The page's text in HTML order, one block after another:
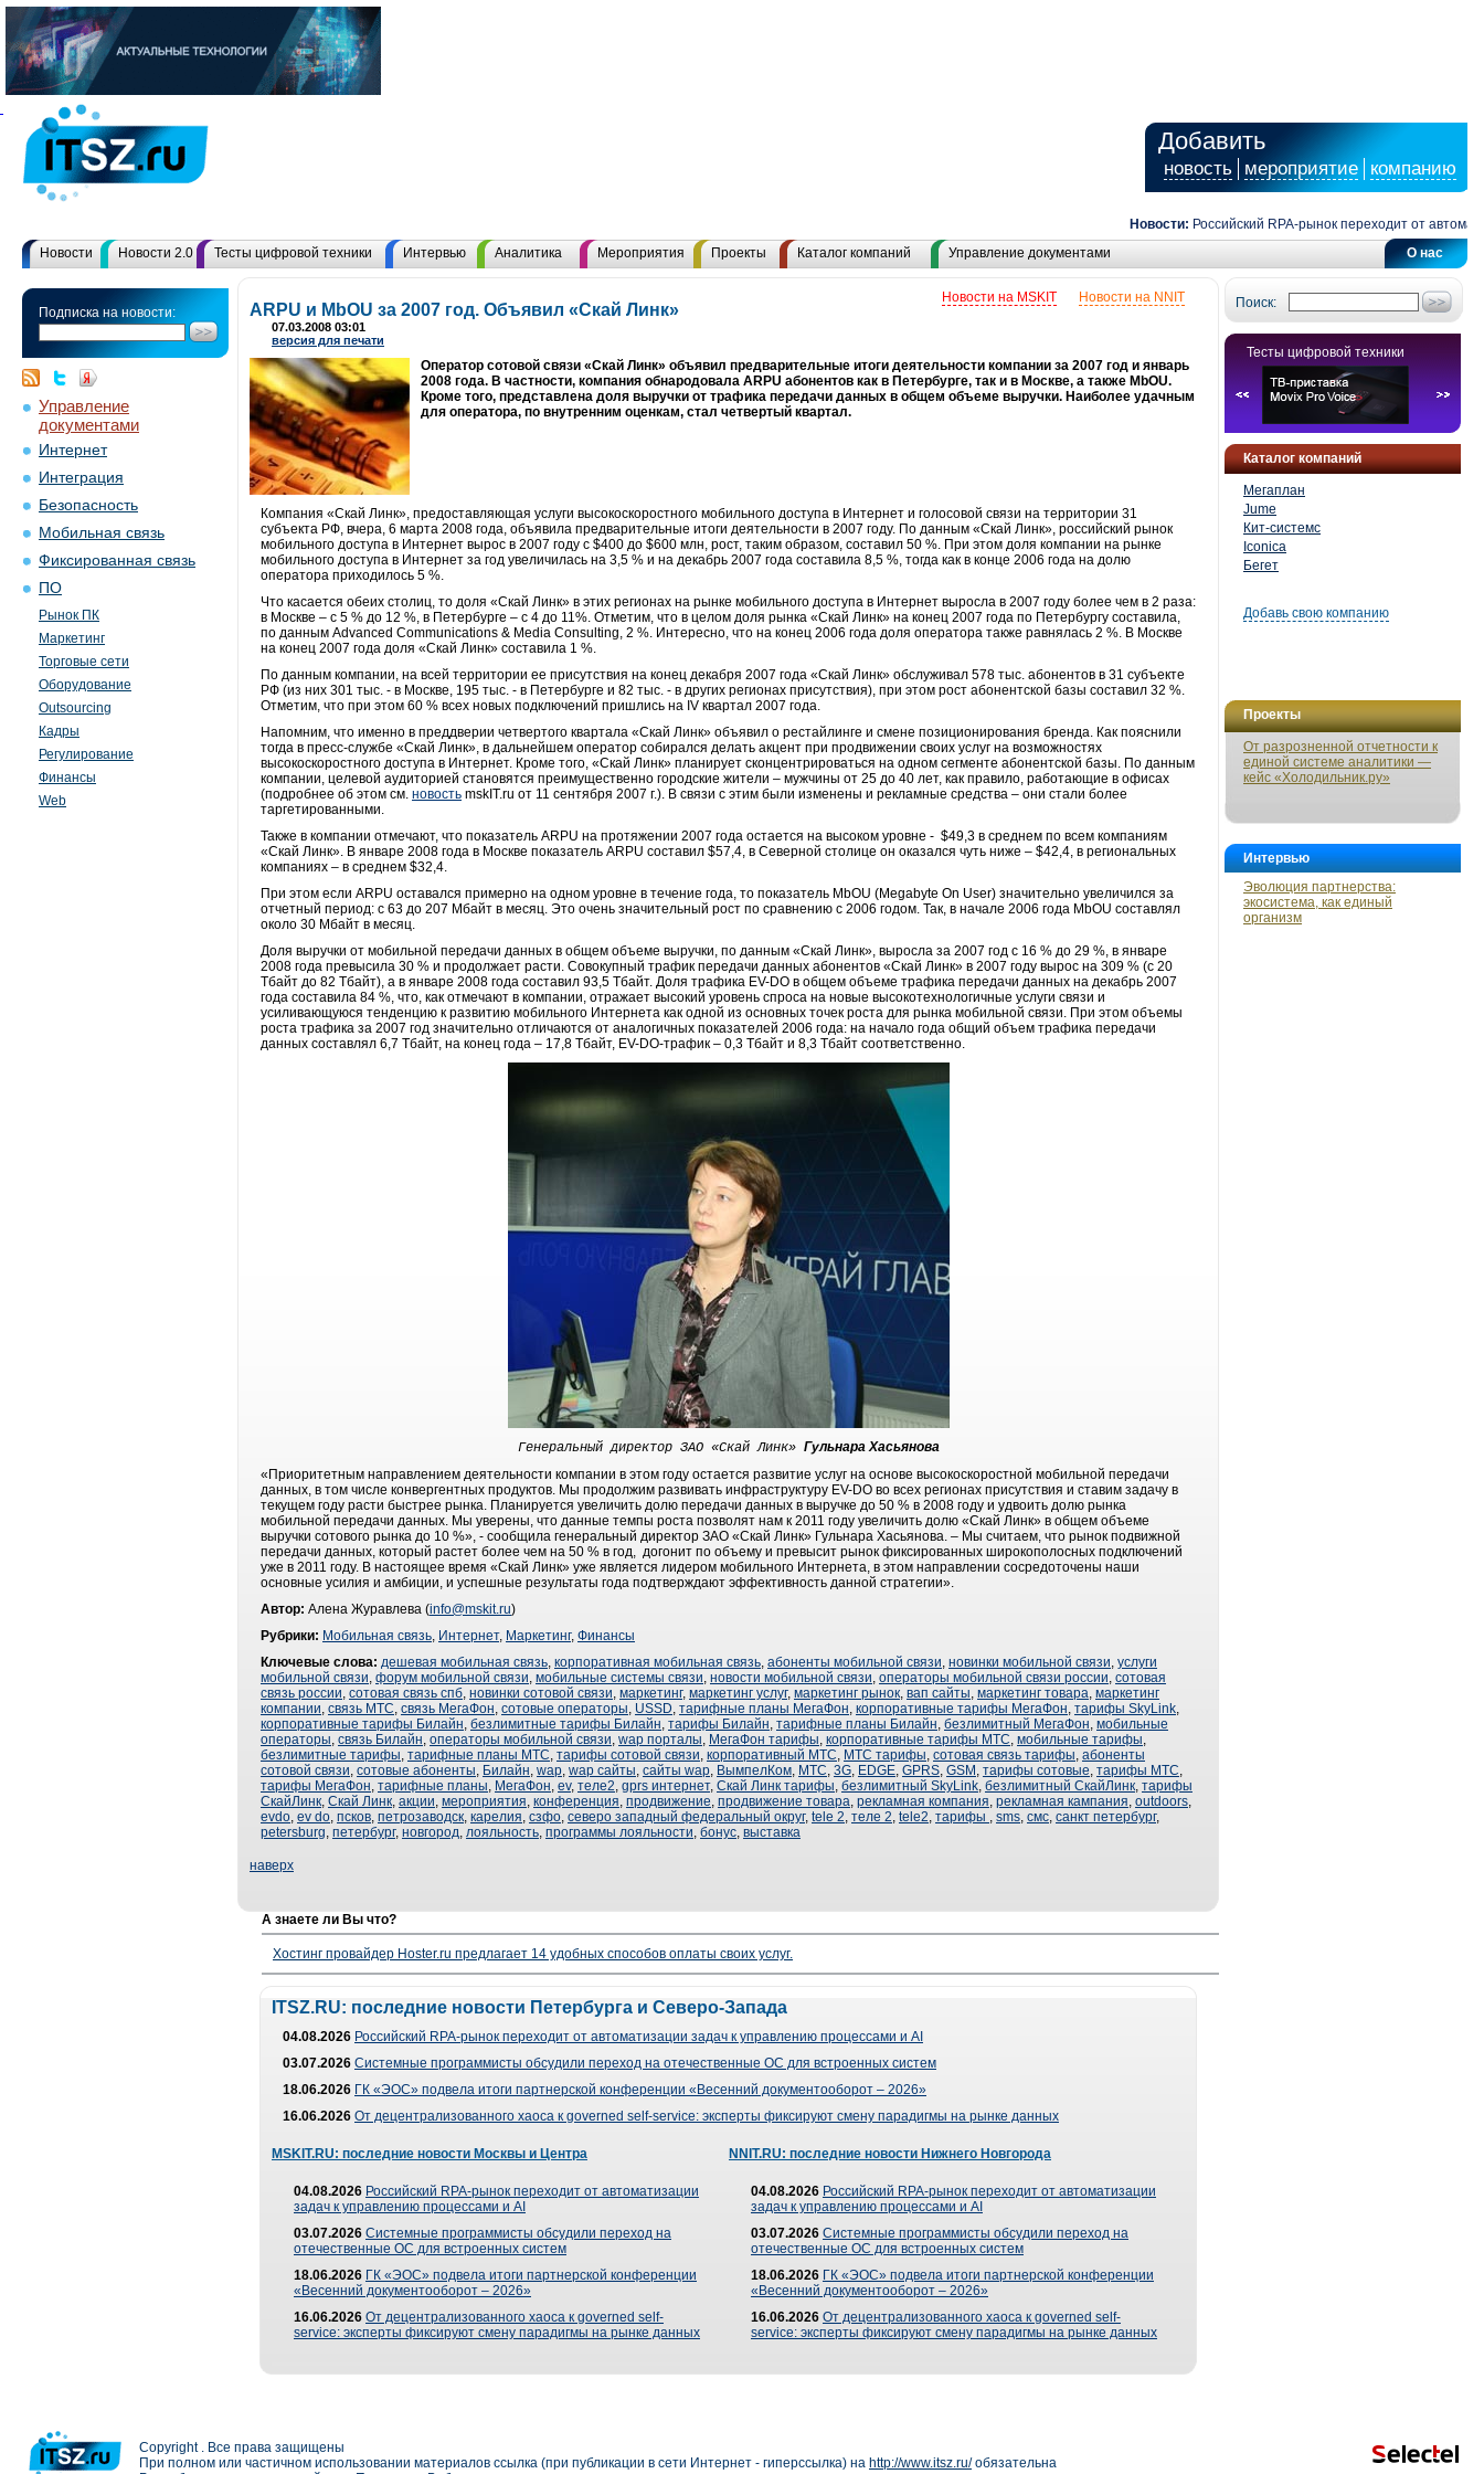
Добавить
новость мероприятие компанию
Новости: Российский RPA-рынок переходит от
О нас
Новости Новости 2.0 Тесты цифровой техники Интервью Аналитика Мероприятия Проекты Каталог компаний Управление документами
Подписка на новости:
Управление
документами
Интернет
Интеграция
Безопасность
Мобильная связь
Фиксированная связь
ПО
Рынок ПК
Маркетинг
Торговые сети
Оборудование
Outsourcing
Кадры
Регулирование
Финансы
Web
Поиск:
Тесты цифровой техники
Каталог компаний
Мегаплан
Jume
Кит-системс
Iconica
Бегет
Добавь свою компанию
Проекты
От разрозненной отчетности к
единой системе аналитики —
кейс «Холодильник.ру»
Интервью
Эволюция партнерства:
экосистема, как единый
организм
Новости на NNIT
Новости на MSKIT
ARPU и MbOU за 2007 год. Объявил «Скай Линк»
07.03.2008 03:01
версия для печати
Оператор сотовой связи «Скай Линк» объявил предварительные итоги деятельности компании за 2007 год и январь
2008 года. В частности, компания обнародовала ARPU абонентов как в Петербурге, так и в Москве, а также MbOU.
Кроме того, представлена доля выручки от трафика передачи данных в общем объеме выручки. Наиболее удачным
для оператора, по внутренним оценкам, стал четвертый квартал.
Компания «Скай Линк», предоставляющая услуги высокоскоростного мобильного доступа в Интернет и голосовой связи на территории 31
субъекта РФ, вчера, 6 марта 2008 года, объявила предварительные итоги деятельности в 2007 году. По данным «Скай Линк», российский рынок
мобильного доступа в Интернет вырос в 2007 году с $400 до $600 млн, рост, таким образом, составил 50 %. При этом доля компании на рынке
мобильного доступа в Интернет за год увеличилась на 3,5 % и на декабрь 2007 года составила 8,5 %, тогда как в конце 2006 года на долю
оператора приходилось 5 %.
Что касается обеих столиц, то доля «Скай Линк» в этих регионах на рынке мобильного доступа в Интернет выросла в 2007 году более чем в 2 раза:
в Москве – с 5 % до 12 %, в Петербурге – с 4 до 11%. Отметим, что в целом доля рынка «Скай Линк» на конец 2007 года по Петербургу составила,
по данным Advanced Communications & Media Consulting, 2 %. Интересно, что на конец 2006 года доля оператора также равнялась 2 %. В Москве
на конец 2007 года доля «Скай Линк» составила 1 %.
По данным компании, на всей территории ее присутствия на конец декабря 2007 года «Скай Линк» обслуживал 578 тыс. абонентов в 31 субъекте
РФ (из них 301 тыс. - в Москве, 195 тыс. - в Петербурге и 82 тыс. - в других регионах присутствия), при этом рост абонентской базы составил 32 %.
Отметим, что при этом 60 % всех новых подключений пришлись на IV квартал 2007 года.
Напомним, что именно в преддверии четвертого квартала «Скай Линк» объявил о рестайлинге и смене позиционирования бренда. Как пояснили
тогда в пресс-службе «Скай Линк», в дальнейшем оператор собирался делать акцент при продвижении своих услуг на возможностях
высокоскоростного доступа в Интернет. Кроме того, «Скай Линк» планирует сконцентрироваться на одном сегменте абонентской базы. По данным
компании, целевой аудиторией становятся преимущественно городские жители – мужчины от 25 до 40 лет, как правило, работающие в офисах
(подробнее об этом см. новость mskIT.ru от 11 сентября 2007 г.). В связи с этим были изменены и рекламные средства – они стали более
таргетированными.
Также в компании отмечают, что показатель ARPU на протяжении 2007 года остается на высоком уровне - $49,3 в среднем по всем компаниям
«Скай Линк». В январе 2008 года в Москве показатель ARPU составил $57,4, в Северной столице он оказался чуть ниже – $42,4, в региональных
компаниях – в среднем $32,4.
При этом если ARPU оставался примерно на одном уровне в течение года, то показатель MbOU (Megabyte On User) значительно увеличился за
отчетный период: с 63 до 207 Мбайт в месяц. Это очень значительный рост по сравнению с 2006 годом. Так, в начале 2006 года MbOU составлял
около 30 Мбайт в месяц.
Доля выручки от мобильной передачи данных в общем объеме выручки, по данным «Скай Линк», выросла за 2007 год с 16 % до 29 %, в январе
2008 года превысила 30 % и продолжает расти. Совокупный трафик передачи данных абонентов «Скай Линк» в 2007 году вырос на 309 % (с 20
Тбайт до 82 Тбайт), а в январе 2008 года составил 93,5 Тбайт. Доля трафика EV-DO в общем объеме трафика передачи данных на декабрь 2007
года составила 84 %, что, как отмечают в компании, отражает высокий уровень спроса на новые высокотехнологичные услуги связи и
усиливающуюся тенденцию к развитию мобильного Интернета как одной из основных точек роста для рынка мобильной связи. При этом объемы
роста трафика за 2007 год значительно отличаются от аналогичных показателей 2006 года: на начало года общий объем трафика передачи
данных составлял 6,7 Тбайт, на конец года – 17,8 Тбайт, EV-DO-трафик – 0,3 Тбайт и 8,3 Тбайт соответственно.
Генеральный директор ЗАО «Скай Линк» Гульнара Хасьянова
«Приоритетным направлением деятельности компании в этом году остается развитие услуг на основе высокоскоростной мобильной передачи
данных, в том числе конвергентных продуктов. Мы продолжим развивать инфраструктуру EV-DO во всех регионах присутствия и ставим задачу в
текущем году расти быстрее рынка. Планируется увеличить долю передачи данных в выручке до 50 % в 2008 году и удвоить долю рынка
мобильной передачи данных. Мы уверены, что данные темпы роста позволят нам к 2011 году увеличить долю «Скай Линк» в общем объеме
выручки сотового рынка до 10 %», - сообщила генеральный директор ЗАО «Скай Линк» Гульнара Хасьянова. – Мы считаем, что рынок подвижной
передачи данных, который растет более чем на 50 % в год, догонит по объему и превысит рынок фиксированных широкополосных подключений
уже в 2011 году. В настоящее время «Скай Линк» уже является лидером мобильного Интернета, в этом направлении сосредоточены наши
основные усилия и амбиции, и успешные результаты года подтверждают эффективность данной стратегии».
Автор: Алена Журавлева (info@mskit.ru)
Рубрики: Мобильная связь, Интернет, Маркетинг, Финансы
Ключевые слова: дешевая мобильная связь, корпоративная мобильная связь, абоненты мобильной связи, новинки мобильной связи, услуги
мобильной связи, форум мобильной связи, мобильные системы связи, новости мобильной связи, операторы мобильной связи россии, сотовая
связь россии, сотовая связь спб, новинки сотовой связи, маркетинг, маркетинг услуг, маркетинг рынок, вап сайты, маркетинг товара, маркетинг
компании, связь МТС, связь МегаФон, сотовые операторы, USSD, тарифные планы МегаФон, корпоративные тарифы МегаФон, тарифы SkyLink,
корпоративные тарифы Билайн, безлимитные тарифы Билайн, тарифы Билайн, тарифные планы Билайн, безлимитный МегаФон, мобильные
операторы, связь Билайн, операторы мобильной связи, wap порталы, МегаФон тарифы, корпоративные тарифы МТС, мобильные тарифы,
безлимитные тарифы, тарифные планы МТС, тарифы сотовой связи, корпоративный МТС, МТС тарифы, сотовая связь тарифы, абоненты
сотовой связи, сотовые абоненты, Билайн, wap, wap сайты, сайты wap, ВымпелКом, МТС, 3G, EDGE, GPRS, GSM , тарифы сотовые, тарифы МТС,
тарифы МегаФон, тарифные планы, МегаФон, ev, теле2, gprs интернет, Скай Линк тарифы, безлимитный SkyLink, безлимитный СкайЛинк, тарифы
СкайЛинк, Скай Линк, акции, мероприятия, конференция, продвижение, продвижение товара, рекламная компания, рекламная кампания, outdoors,
evdo, ev do, псков, петрозаводск, карелия, сзфо, северо западный федеральный округ, tele 2, теле 2, tele2, тарифы , sms, смс, санкт петербург,
petersburg, петербург, новгород, лояльность, программы лояльности, бонус, выставка
наверх
А знаете ли Вы что?
Хостинг провайдер Hoster.ru предлагает 14 удобных способов оплаты своих услуг.
ITSZ.RU: последние новости Петербурга и Северо-Запада
04.08.2026 Российский RPA-рынок переходит от автоматизации задач к управлению процессами и AI
03.07.2026 Системные программисты обсудили переход на отечественные ОС для встроенных систем
18.06.2026 ГК «ЭОС» подвела итоги партнерской конференции «Весенний документооборот – 2026»
16.06.2026 От децентрализованного хаоса к governed self-service: эксперты фиксируют смену парадигмы на рынке данных
MSKIT.RU: последние новости Москвы и Центра
04.08.2026 Российский RPA-рынок переходит от автоматизации
задач к управлению процессами и AI
03.07.2026 Системные программисты обсудили переход на
отечественные ОС для встроенных систем
18.06.2026 ГК «ЭОС» подвела итоги партнерской конференции
«Весенний документооборот – 2026»
16.06.2026 От децентрализованного хаоса к governed self-
service: эксперты фиксируют смену парадигмы на рынке данных
NNIT.RU: последние новости Нижнего Новгорода
04.08.2026 Российский RPA-рынок переходит от автоматизации
задач к управлению процессами и AI
03.07.2026 Системные программисты обсудили переход на
отечественные ОС для встроенных систем
18.06.2026 ГК «ЭОС» подвела итоги партнерской конференции
«Весенний документооборот – 2026»
16.06.2026 От децентрализованного хаоса к governed self-
service: эксперты фиксируют смену парадигмы на рынке данных
Copyright . Все права защищены
При полном или частичном использовании материалов ссылка (при публикации в сети Интернет - гиперссылка) на http://www.itsz.ru/обязательна